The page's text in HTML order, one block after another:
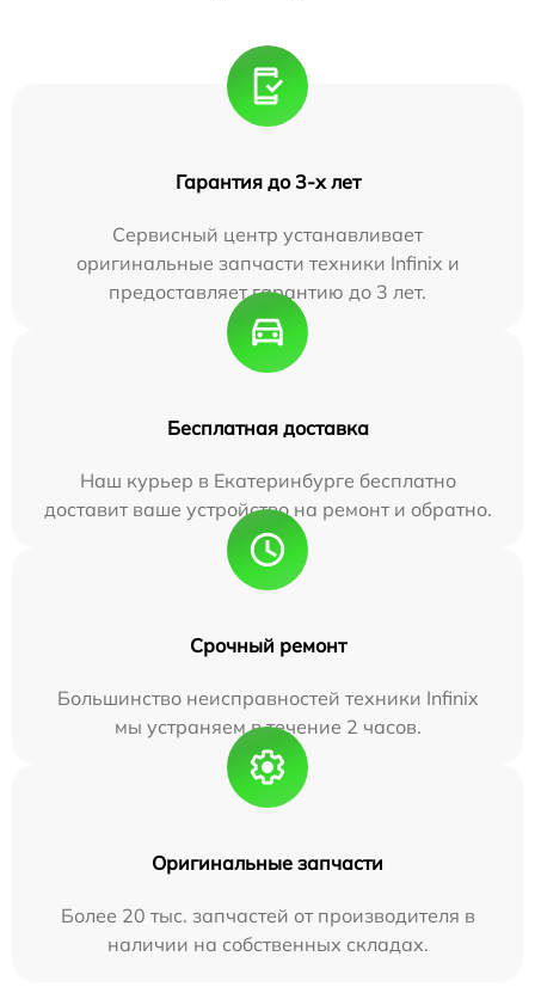
Гарантия до 3-х лет
Сервисный центр устанавливает
оригинальные запчасти техники Infinix и
предоставляет гарантию до 3 лет.
Бесплатная доставка
Наш курьер в Екатеринбурге бесплатно
доставит ваше устройство на ремонт и обратно.
Срочный ремонт
Большинство неисправностей техники Infinix
мы устраняем в течение 2 часов.
Оригинальные запчасти
Более 20 тыс. запчастей от производителя в
наличии на собственных складах.